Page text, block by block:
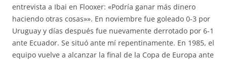
entrevista a Ibai en Flooxer: «Podría ganar más dinero
haciendo otras cosas»». En noviembre fue goleado 0-3 por
Uruguay y días después fue nuevamente derrotado por 6-1
ante Ecuador. Se situó ante mí repentinamente. En 1985, el
equipo vuelve a alcanzar la final de la Copa de Europa ante